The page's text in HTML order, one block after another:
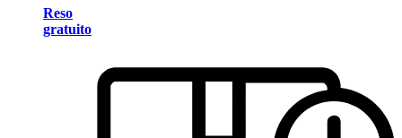
Reso
gratuito